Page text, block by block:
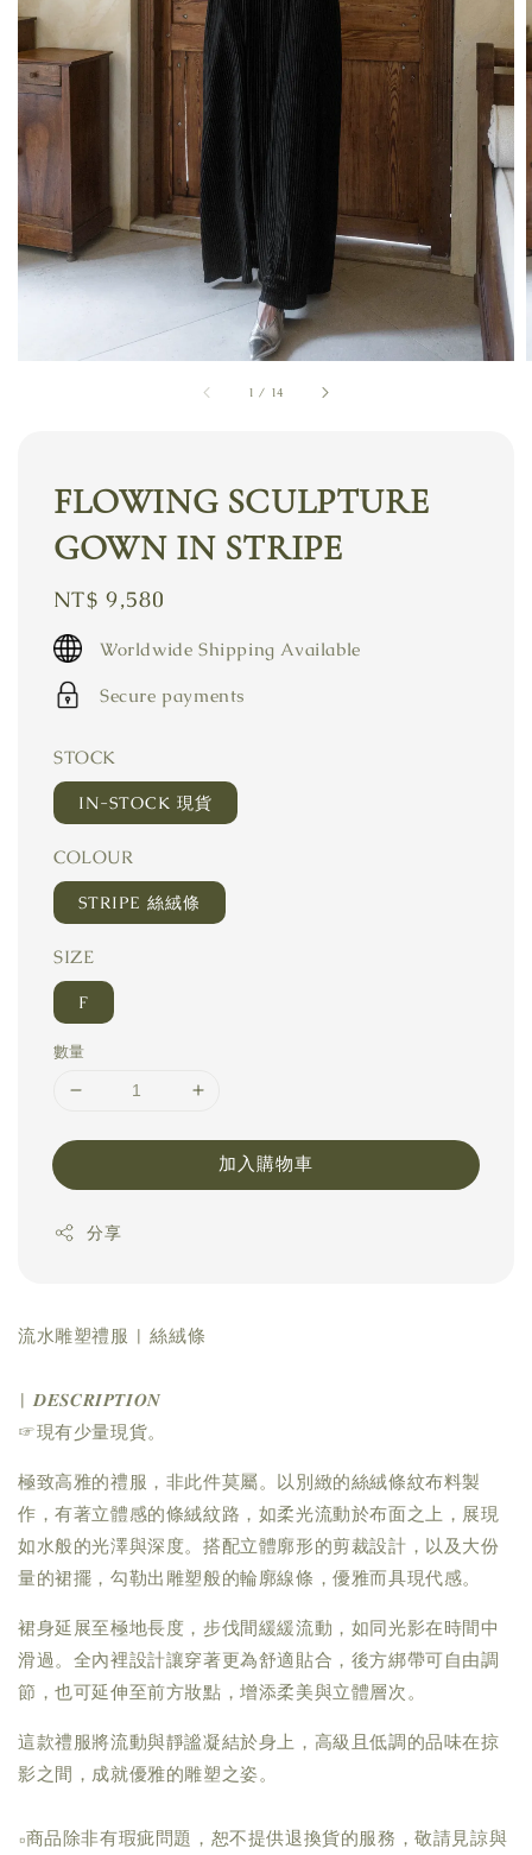
1 / 14
FLOWING SCULPTURE
GOWN IN STRIPE
Regular
price
NT$ 9,580
Worldwide Shipping Available
Secure payments
STOCK
IN-STOCK 現貨
COLOUR
STRIPE 絲絨條
SIZE
F
數量
加入購物車
分享
流水雕塑禮服 | 絲絨條
| 𝑫𝑬𝑺𝑪𝑹𝑰𝑷𝑻𝑰𝑶𝑵
☞現有少量現貨。
極致高雅的禮服，非此件莫屬。以別緻的絲絨條紋布料製
作，有著立體感的條絨紋路，如柔光流動於布面之上，展現
如水般的光澤與深度。搭配立體廓形的剪裁設計，以及大份
量的裙擺，勾勒出雕塑般的輪廓線條，優雅而具現代感。
裙身延展至極地長度，步伐間緩緩流動，如同光影在時間中
滑過。全內裡設計讓穿著更為舒適貼合，後方綁帶可自由調
節，也可延伸至前方妝點，增添柔美與立體層次。
這款禮服將流動與靜謐凝結於身上，高級且低調的品味在掠
影之間，成就優雅的雕塑之姿。
▫商品除非有瑕疵問題，恕不提供退換貨的服務，敬請見諒與